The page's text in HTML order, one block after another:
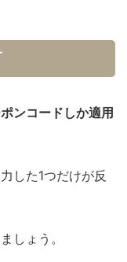
ンコードしか適用
した1つだけが反
しょう。